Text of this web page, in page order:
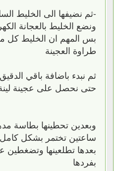
-ثم نضيفها الى الخليط
ونضع الخليط بالعجانة
بس المهم ان الخليط كل
طراوة العجينة
ثم نبدء باضافة باقي
حتى نحصل على عجينة لينة
وبعدين تحطينها بطاسة
ساعتين تختمر بشكل كامل
بعدها تطلعينها وتضغطين
بفردها